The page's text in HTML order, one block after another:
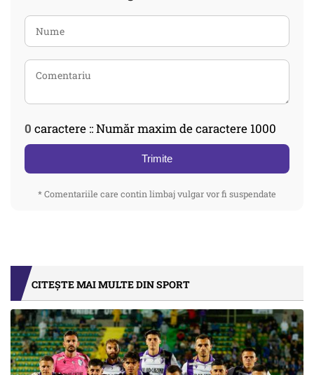
0 caractere :: Număr maxim de caractere 1000
Trimite
* Comentariile care contin limbaj vulgar vor fi suspendate
CITEȘTE MAI MULTE DIN SPORT